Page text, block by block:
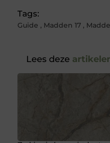
Tags:
Guide , Madden 17,
Lees deze